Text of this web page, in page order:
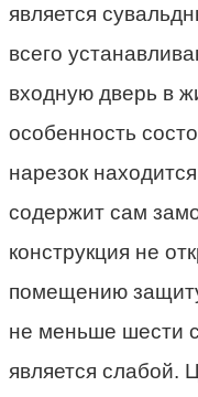
является
всего
входную дверь в
особенность
нарезок
содержит сам
конструкция не
помещению
не меньше шести
является слабой.